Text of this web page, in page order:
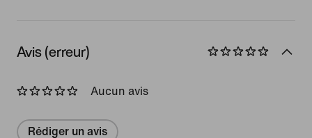
Avis (erreur)
Aucun avis
Rédiger un avis